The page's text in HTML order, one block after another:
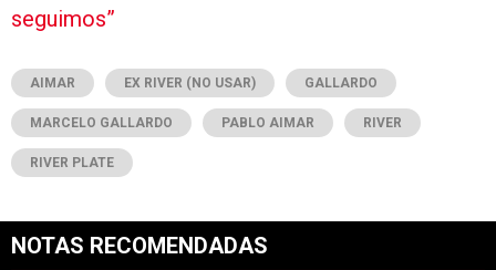
seguimos”
AIMAR EX RIVER (NO USAR) GALLARDO
MARCELO GALLARDO PABLO AIMAR RIVER
RIVER PLATE
NOTAS RECOMENDADAS